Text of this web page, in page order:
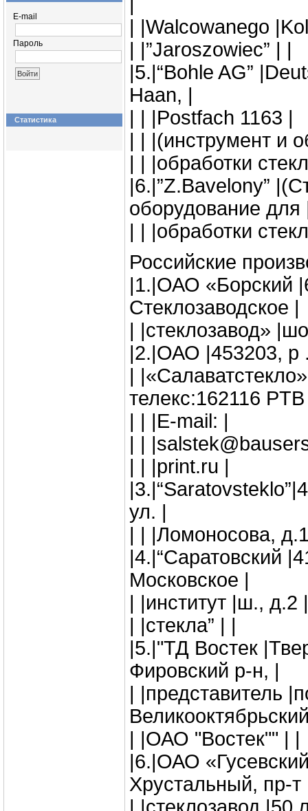
E-mail
Пароль
Статистика
| |Walcowanego
| |”Jaroszowiec” | |
|5.|“Bohle AG”
Haan, |
| | |Postfach 1163 |
| | |(инструмент и
| | |обработки
|6.|”Z.Bavelony”
оборудование для
| | |обработки
Российские
|1.|ОАО «Борский
Стеклозаводское |
| |стеклозавод»
|2.|ОАО |453203, р
|
телекс:162116
| | |E-mail: |
| |
| | |print.ru |
ул. |
| | |Ломоносова,
|4.|“Саратовский
Московское |
| |институт |ш., д.2 |
| |стекла” | |
|5.|"ТД Востек
Фировский р-н, |
| |представитель
| |ОАО "Востек"" | |
|6.|ОАО
Хрустальный, пр-т